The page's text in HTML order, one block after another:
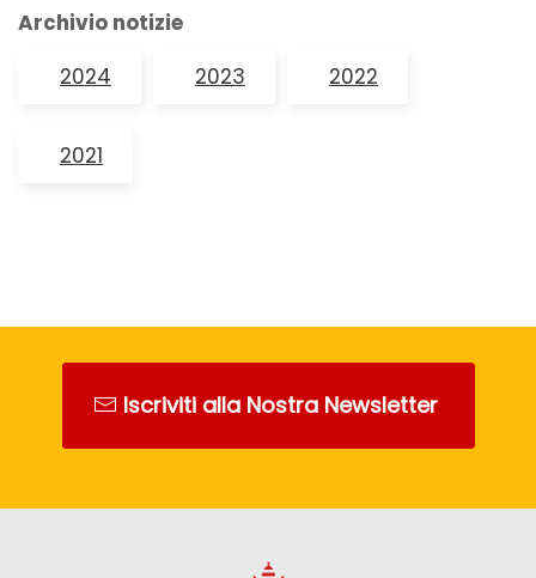
Archivio notizie
2024
2023 2022
2021
Iscriviti alla Nostra Newsletter